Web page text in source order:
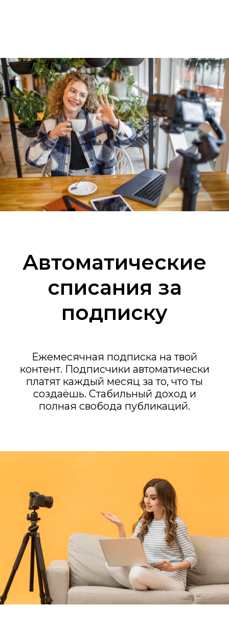
Автоматические
списания за
подписку
Ежемесячная подписка на твой
контент. Подписчики автоматически
платят каждый месяц за то, что ты
создаёшь. Стабильный доход и
полная свобода публикаций.